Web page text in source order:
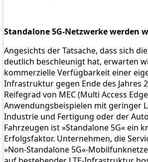
Standalone 5G-Netzwerke werden
Angesichts der Tatsache, dass sich
deutlich beschleunigt hat, erwarten
kommerzielle Verfügbarkeit einer
Infrastruktur gegen Ende des Jahres
Reifegrad von MEC (Multi Access
Anwendungsbeispielen mit geringer
Industrie und Fertigung oder der
Fahrzeugen ist »Standalone 5G« ein
Erfolgsfaktor. Unternehmen, die
»Non-Standalone 5G«-